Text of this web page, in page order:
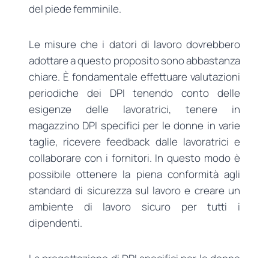
del piede femminile.
Le misure che i datori di lavoro dovrebbero
adottare a questo proposito sono abbastanza
chiare. È fondamentale effettuare valutazioni
periodiche dei DPI tenendo conto delle
esigenze delle lavoratrici, tenere in
magazzino DPI specifici per le donne in varie
taglie, ricevere feedback dalle lavoratrici e
collaborare con i fornitori. In questo modo è
possibile ottenere la piena conformità agli
standard di sicurezza sul lavoro e creare un
ambiente di lavoro sicuro per tutti i
dipendenti.